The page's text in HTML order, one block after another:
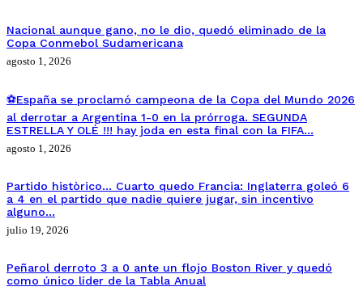
Nacional aunque gano, no le dio, quedó eliminado de la
Copa Conmebol Sudamericana
agosto 1, 2026
⚽España se proclamó campeona de la Copa del Mundo 2026
al derrotar a Argentina 1-0 en la prórroga. SEGUNDA
ESTRELLA Y OLÉ !!! hay joda en esta final con la FIFA…
agosto 1, 2026
Partido històrico… Cuarto quedo Francia: Inglaterra goleó 6
a 4 en el partido que nadie quiere jugar, sin incentivo
alguno…
julio 19, 2026
Peñarol derroto 3 a 0 ante un flojo Boston River y quedó
como único líder de la Tabla Anual